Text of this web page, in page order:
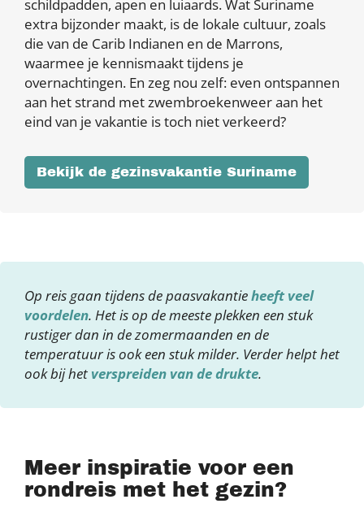
schildpadden, apen en luiaards. Wat Suriname
extra bijzonder maakt, is de lokale cultuur, zoals
die van de Carib Indianen en de Marrons,
waarmee je kennismaakt tijdens je
overnachtingen. En zeg nou zelf: even ontspannen
aan het strand met zwembroekenweer aan het
eind van je vakantie is toch niet verkeerd?
Bekijk de gezinsvakantie Suriname
Op reis gaan tijdens de paasvakantieheeft veel
voordelen. Het is op de meeste plekken een stuk
rustiger dan in de zomermaanden en de
temperatuur is ook een stuk milder. Verder helpt het
ook bij het verspreiden van de drukte.
Meer inspiratie voor een
rondreis met het gezin?